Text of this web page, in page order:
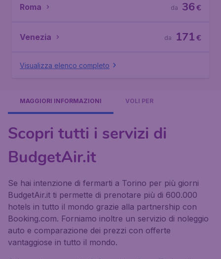
Roma €
36
da
Venezia €
171
da
Visualizza elenco completo
MAGGIORI INFORMAZIONI VOLI PER
Scopri tutti i servizi di
BudgetAir.it
Se hai intenzione di fermarti a Torino per più giorni
BudgetAir.it ti permette di prenotare più di 600.000
hotels in tutto il mondo grazie alla partnership con
Booking.com. Forniamo inoltre un servizio di noleggio
auto e comparazione dei prezzi con offerte
vantaggiose in tutto il mondo.